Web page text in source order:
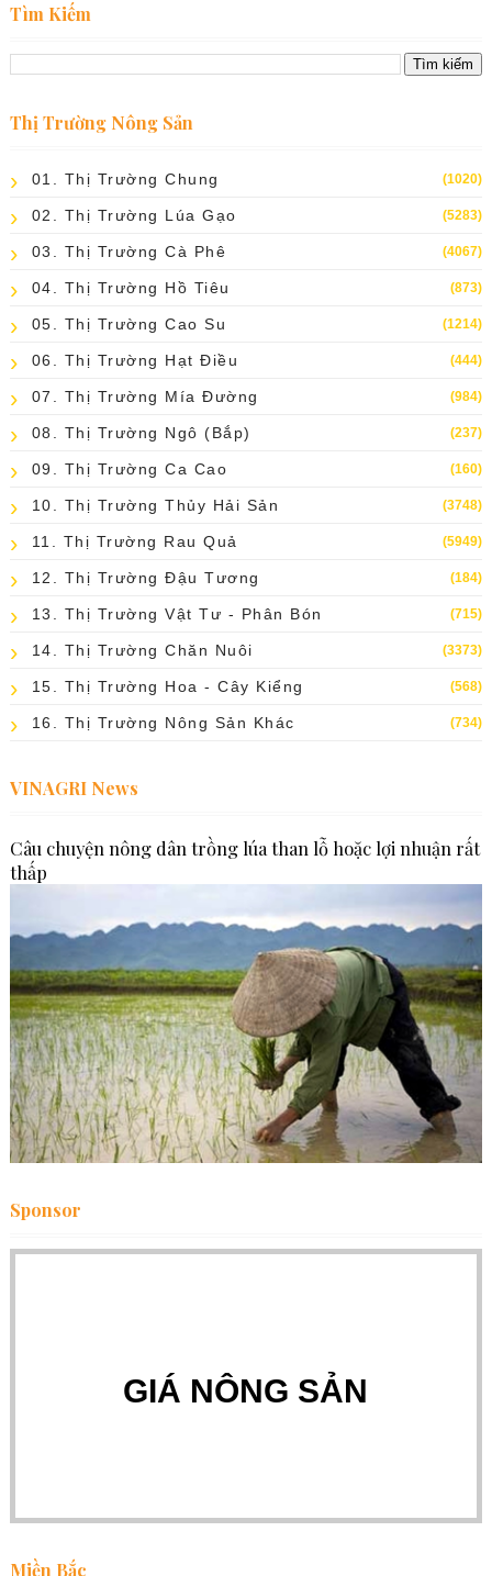
Tìm Kiếm
Thị Trường Nông Sản
01. Thị Trường Chung (1020)
02. Thị Trường Lúa Gạo (5283)
03. Thị Trường Cà Phê (4067)
04. Thị Trường Hồ Tiêu (873)
05. Thị Trường Cao Su (1214)
06. Thị Trường Hạt Điều (444)
07. Thị Trường Mía Đường (984)
08. Thị Trường Ngô (bắp) (237)
09. Thị Trường Ca Cao (160)
10. Thị Trường Thủy Hải Sản (3748)
11. Thị Trường Rau Quả (5949)
12. Thị Trường Đậu Tương (184)
13. Thị Trường Vật Tư - Phân Bón (715)
14. Thị Trường Chăn Nuôi (3373)
15. Thị Trường Hoa - Cây Kiểng (568)
16. Thị Trường Nông Sản Khác (734)
VINAGRI News
Câu chuyện nông dân trồng lúa than lỗ hoặc lợi nhuận rất
thấp
Sponsor
GIÁ NÔNG SẢN
Miền Bắc